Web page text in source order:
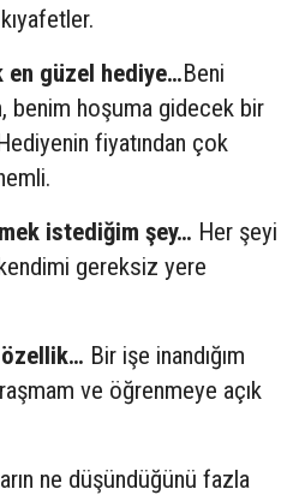
en güzel hediye…Beni
benim hoşuma gidecek bir
fiyatından çok
istediğim şey… Her şeyi
gereksiz yere
özellik… Bir işe inandığım
ve öğrenmeye açık
ne düşündüğünü fazla